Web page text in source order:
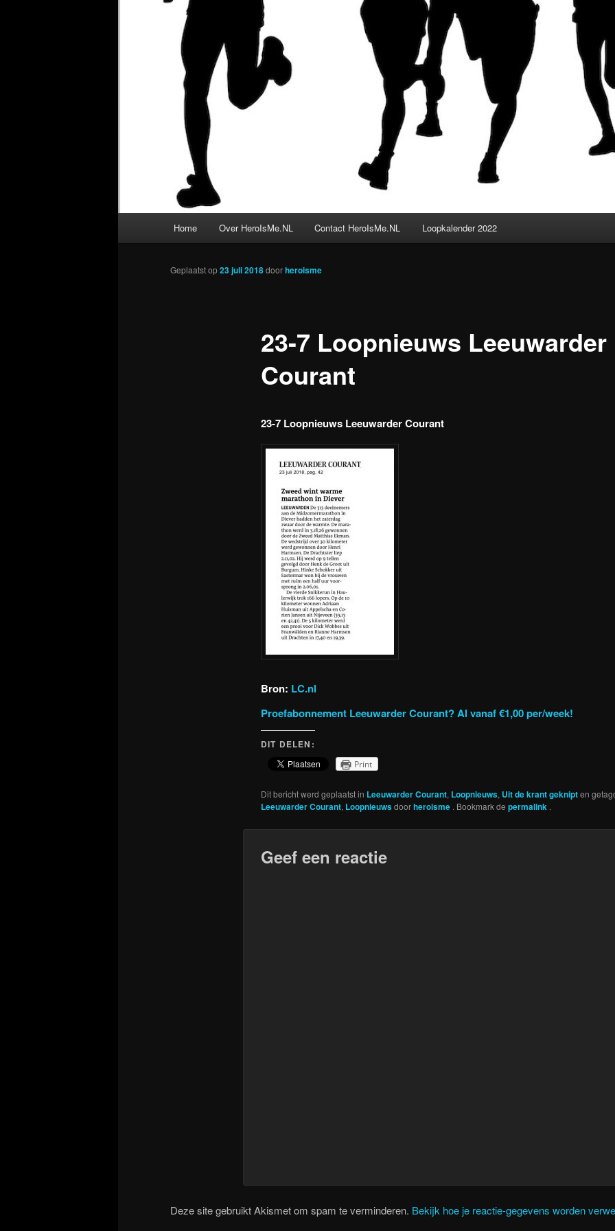
Home Over HeroIsMe.NL Contact HeroIsMe.NL Loopkalender 2022
23-7 Loopnieuws Leeuwarder
Courant
Geplaatst op23 juli 2018doorheroisme
23-7 Loopnieuws Leeuwarder Courant
Bron: LC.nl
Proefabonnement Leeuwarder Courant? Al vanaf €1,00 per/week!
DIT DELEN:
Print
Dit bericht werd geplaatst in Leeuwarder Courant, Loopnieuws, Uit de krant geknipten
Leeuwarder Courant, Loopnieuwsdoorheroisme . Bookmark de permalink .
Geef een reactie
Deze site gebruikt Akismet om spam te verminderen. Bekijk hoe je reactie-gegevens worden